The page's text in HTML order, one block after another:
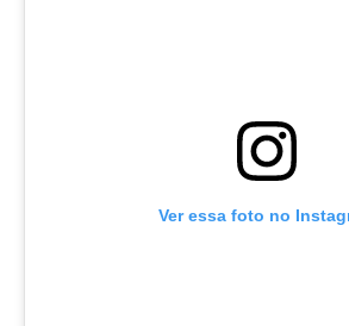
Ver essa foto no